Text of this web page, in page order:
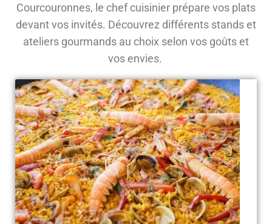
Courcouronnes, le chef cuisinier prépare vos plats
devant vos invités. Découvrez différents stands et
ateliers gourmands au choix selon vos goûts et
vos envies.